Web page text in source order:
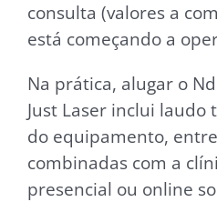
consulta (valores a
está começando a
Na prática, alugar o
Just Laser inclui laudo
do equipamento,
combinadas com a
presencial ou online